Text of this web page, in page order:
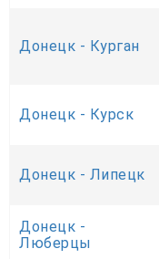
Донецк - Курган
Донецк - Курск
Донецк - Липецк
Донецк -
Люберцы